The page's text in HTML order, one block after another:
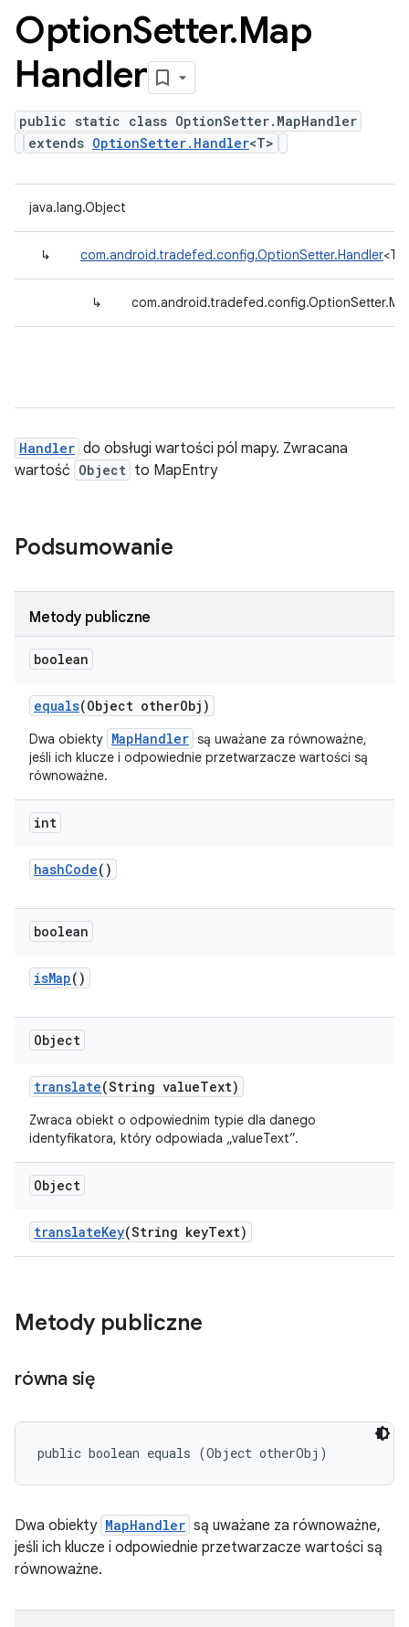
OptionSetter.Map
Handler
public static class OptionSetter.MapHandler
extends OptionSetter.Handler<T>
java.lang.Object
↳ com.android.tradefed.config.OptionSetter.Handler<T>
↳
Handler do obsługi wartości pól mapy. Zwracana
wartość Object to MapEntry
Podsumowanie
Metody publiczne
boolean
equals(Object otherObj)
Dwa obiekty MapHandler są uważane za równoważne,
jeśli ich klucze i odpowiednie przetwarzacze wartości są
równoważne.
int
hashCode()
boolean
isMap()
Object
translate(String valueText)
Zwraca obiekt o odpowiednim typie dla danego
identyfikatora, który odpowiada „valueText”.
Object
translateKey(String keyText)
Metody publiczne
równa się
public boolean equals (Object otherObj)
Dwa obiekty MapHandler są uważane za równoważne,
jeśli ich klucze i odpowiednie przetwarzacze wartości są
równoważne.